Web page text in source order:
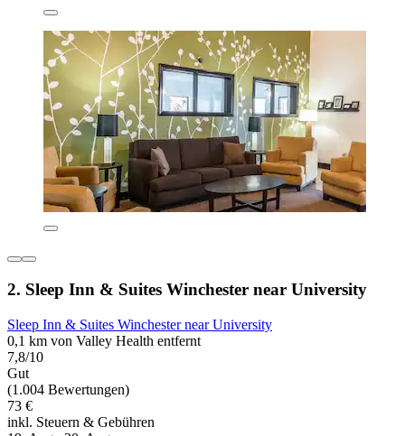
2. Sleep Inn & Suites Winchester near University
Sleep Inn & Suites Winchester near University
0,1 km von Valley Health entfernt
7,8/10
Gut
(1.004 Bewertungen)
73 €
inkl. Steuern & Gebühren